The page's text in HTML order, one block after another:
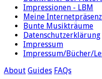
Impressionen - LBM
Meine Internetpräsenz
Bunte Musikträume
Datenschutzerklärung
Impressum
Impressum/Bücher/
About Guides FAQs